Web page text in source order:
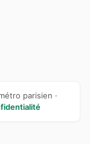
parisien ·